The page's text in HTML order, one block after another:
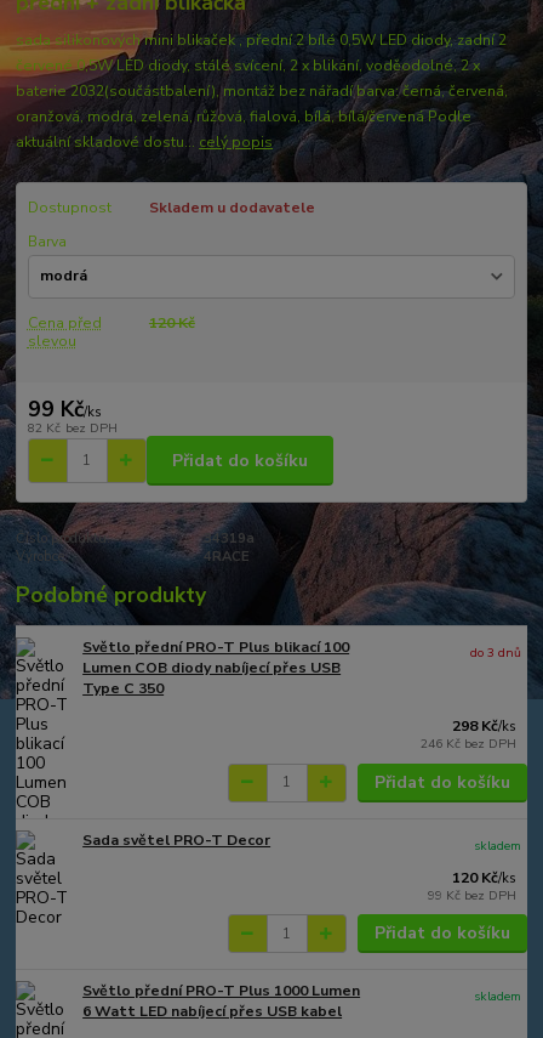
sada silikonových mini blikaček , přední 2 bílé 0,5W LED diody, zadní 2
červené 0,5W LED diody, stálé svícení, 2 x blikání, voděodolné, 2 x
baterie 2032(součástbalení), montáž bez nářadí barva: černá, červená,
oranžová, modrá, zelená, růžová, fialová, bílá, bílá/červená Podle
aktuální skladové dostu... celý popis
Dostupnost
Skladem u dodavatele
Barva
Cena před
slevou
120 Kč
99 Kč/ks
82 Kč bez DPH
Přidat do košíku
Číslo produktu:
34319a
Výrobce:
4RACE
Podobné produkty
Světlo přední PRO-T Plus blikací 100
Lumen COB diody nabíjecí přes USB
Type C 350
298 Kč/ks
246 Kč bez DPH
do 3 dnů
Přidat do košíku
Sada světel PRO-T Decor
120 Kč/ks
99 Kč bez DPH
skladem
Přidat do košíku
Světlo přední PRO-T Plus 1000 Lumen
6 Watt LED nabíjecí přes USB kabel
skladem